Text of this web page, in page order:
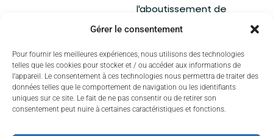
Gérer le consentement
Pour fournir les meilleures expériences, nous utilisons des technologies
telles que les cookies pour stocker et / ou accéder aux informations de
l’appareil. Le consentement à ces technologies nous permettra de traiter des
données telles que le comportement de navigation ou les identifiants
uniques sur ce site. Le fait de ne pas consentir ou de retirer son
consentement peut nuire à certaines caractéristiques et fonctions.
l'aboutissement de
plusieurs mois
constitue un temps fort
de la saison pour les
élèves, leurs familles et
l'ensemble de l'équipe